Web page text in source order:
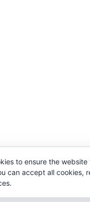
to ensure the
can accept all cookies,